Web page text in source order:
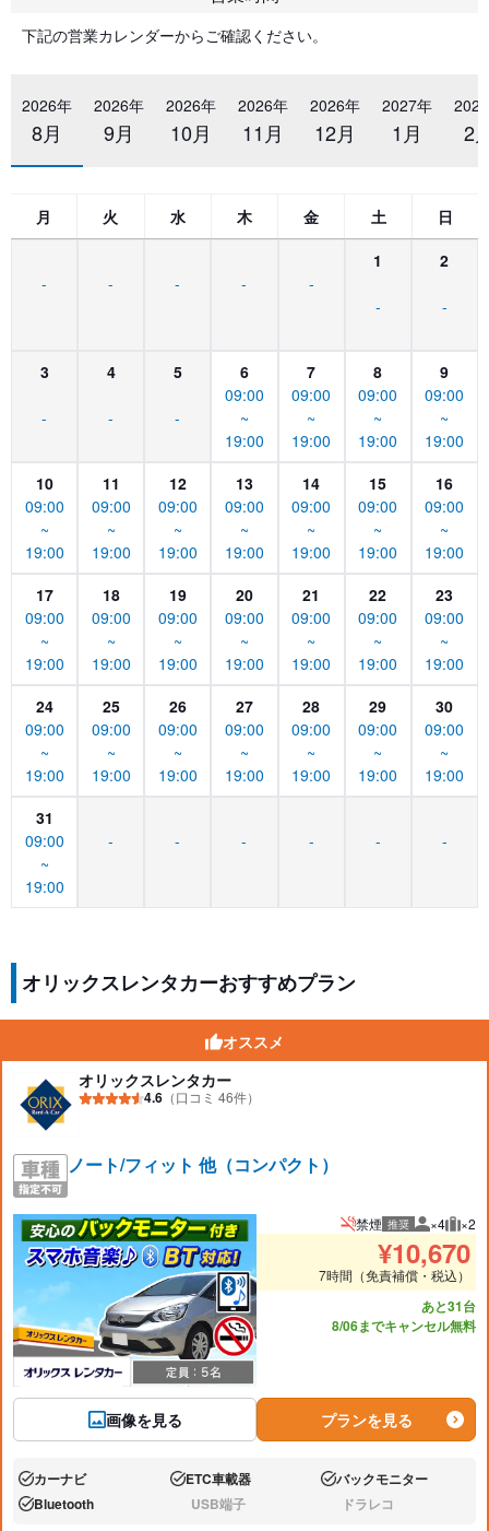
下記の営業カレンダーからご確認ください。
2026年
8月
2026年
9月
2026年
10月
2026年
11月
2026年
12月
2027年
1月 2
月 火 水 木 金 土 日
- - - - -
1
-
2
-
3
-
4
-
5
-
6
09:00
~
19:00
7
09:00
~
19:00
8
09:00
~
19:00
9
09:00
~
19:00
10
09:00
~
19:00
11
09:00
~
19:00
12
09:00
~
19:00
13
09:00
~
19:00
14
09:00
~
19:00
15
09:00
~
19:00
16
09:00
~
19:00
17
09:00
~
19:00
18
09:00
~
19:00
19
09:00
~
19:00
20
09:00
~
19:00
21
09:00
~
19:00
22
09:00
~
19:00
23
09:00
~
19:00
24
09:00
~
19:00
25
09:00
~
19:00
26
09:00
~
19:00
27
09:00
~
19:00
28
09:00
~
19:00
29
09:00
~
19:00
30
09:00
~
19:00
31
09:00
~
19:00
- - - - - -
オリックスレンタカーおすすめプラン
オススメ
オリックスレンタカー
4.6 （口コミ 46件）
ノート/フィット 他（コンパクト）
画像を見る
禁煙 推奨 推奨人数
×4 推奨
×2
¥10,670
7時間（免責補償・税込）
あと31台
8/06までキャンセル無料
プランを見る
あり:カーナビ あり:ETC車載器 あり:バックモニター
あり:Bluetooth なし:USB端子 なし:ドラレコ